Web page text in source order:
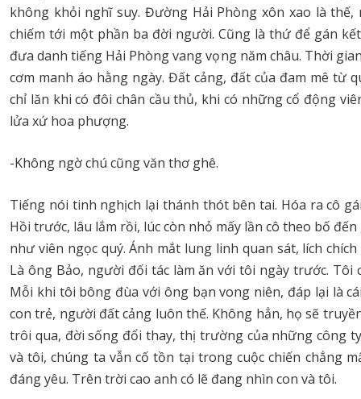
không khỏi nghĩ suy. Đường Hải Phòng xôn xao là
chiếm tới một phần ba đời người. Cũng là thứ để gán
đưa danh tiếng Hải Phòng vang vọng năm châu. Thời
cơm manh áo hằng ngày. Đất cảng, đất của đam mê
chỉ lăn khi có đôi chân cầu thủ, khi có những cổ động
lửa xứ hoa phượng.
-Không ngờ chú cũng văn thơ ghê.
Tiếng nói tinh nghịch lại thánh thót bên tai. Hóa ra cô
Hồi trước, lâu lắm rồi, lúc còn nhỏ mấy lần cô theo bố
như viên ngọc quý. Ánh mắt lung linh quan sát, lích
Là ông Bảo, người đối tác làm ăn với tôi ngày trước.
Mỗi khi tôi bông đùa với ông bạn vong niên, đáp lại là
con trẻ, người đất cảng luôn thế. Không hẳn, họ sẽ
trôi qua, đời sống đổi thay, thị trường của những công
và tôi, chúng ta vẫn cố tồn tại trong cuộc chiến chẳng
đáng yêu. Trên trời cao anh có lẽ đang nhìn con và tôi.